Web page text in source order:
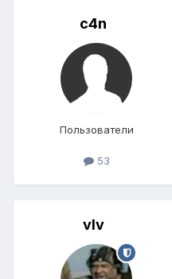
c4n
Пользователи
53
vIv